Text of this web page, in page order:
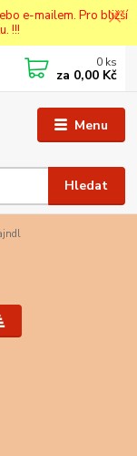
e-mailem. Pro bližší
!!!
Menu
Hledat
0 ks
za 0,00 Kč